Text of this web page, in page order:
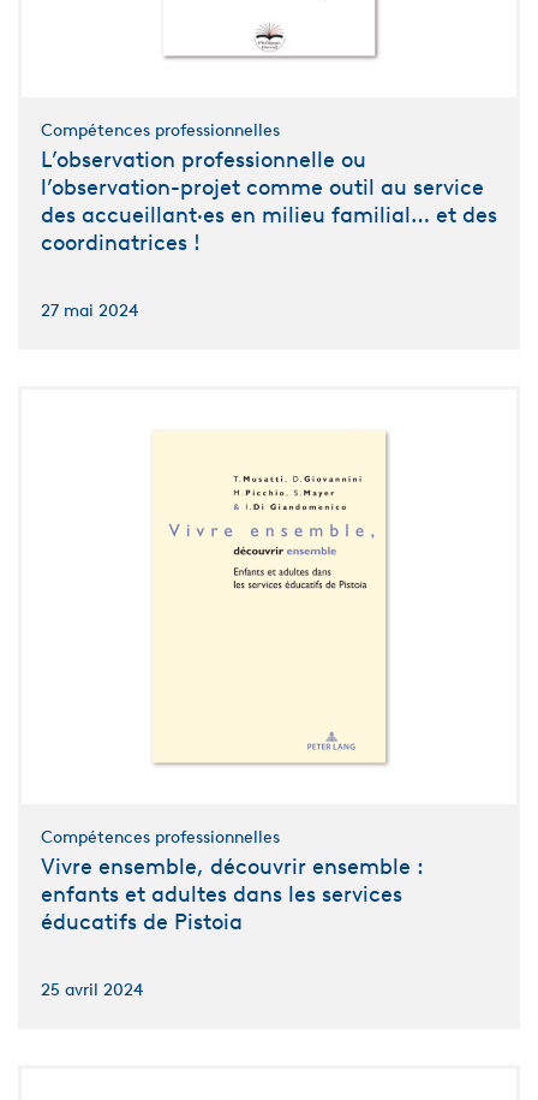
Compétences professionnelles
L’observation professionnelle ou
l’observation-projet comme outil au service
des accueillant·es en milieu familial… et des
coordinatrices !
27 mai 2024
Compétences professionnelles
Vivre ensemble, découvrir ensemble :
enfants et adultes dans les services
éducatifs de Pistoia
25 avril 2024